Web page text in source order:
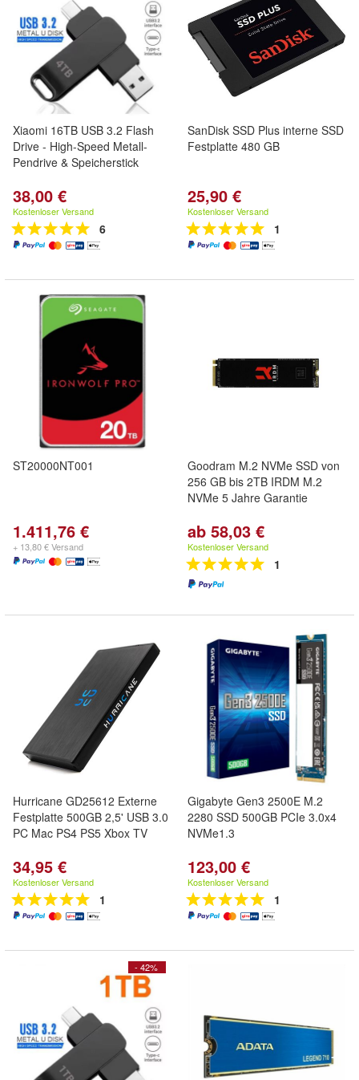
Xiaomi 16TB USB 3.2 Flash
Drive - High-Speed Metall-
Pendrive & Speicherstick
38,00 €
Kostenloser Versand
6
SanDisk SSD Plus interne SSD
Festplatte 480 GB
25,90 €
Kostenloser Versand
1
ST20000NT001
1.411,76 €
+ 13,80 € Versand
Goodram M.2 NVMe SSD von
256 GB bis 2TB IRDM M.2
NVMe 5 Jahre Garantie
ab 58,03 €
Kostenloser Versand
1
Hurricane GD25612 Externe
Festplatte 500GB 2,5' USB 3.0
PC Mac PS4 PS5 Xbox TV
34,95 €
Kostenloser Versand
1
Gigabyte Gen3 2500E M.2
2280 SSD 500GB PCIe 3.0x4
NVMe1.3
123,00 €
Kostenloser Versand
1
- 42%